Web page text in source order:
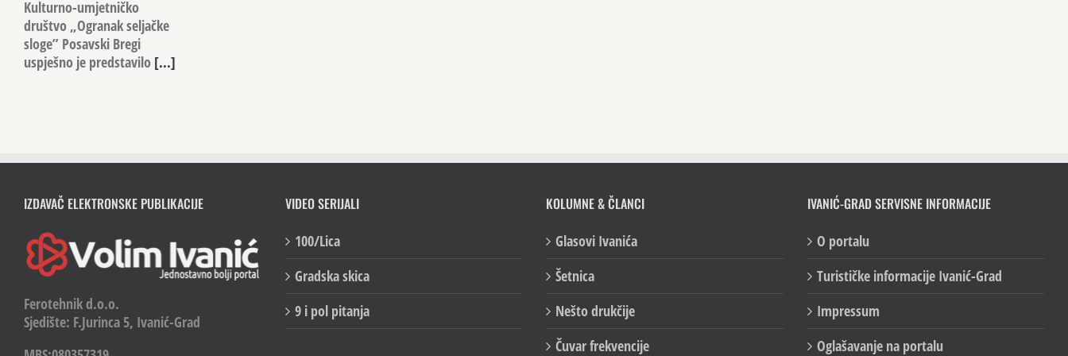
Kulturno-umjetničko
društvo „Ogranak seljačke
sloge” Posavski Bregi
uspješno je predstavilo[...]
IZDAVAČ ELEKTRONSKE PUBLIKACIJE
Ferotehnik d.o.o.
Sjedište: F.Jurinca 5, Ivanić-Grad
VIDEO SERIJALI
100/Lica
Gradska skica
9 i pol pitanja
KOLUMNE & ČLANCI
Glasovi Ivanića
Šetnica
Nešto drukčije
Čuvar frekvencije
IVANIĆ-GRAD SERVISNE INFORMACIJE
O portalu
Turističke informacije Ivanić-Grad
Impressum
Oglašavanje na portalu